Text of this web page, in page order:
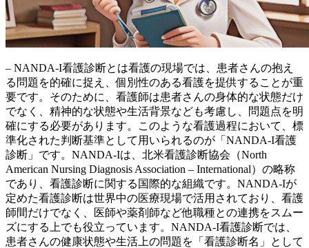
– NANDA-I看護診断とは看護の現場では、患者さんの抱え
る問題を的確に捉え、個別性のある看護を提供することが重
要です。そのために、看護師は患者さんの身体的な状態だけ
でなく、精神的な状態や生活背景なども考慮 し、問題点を明
確にする必要があります。このような看護過程において、標
準化された判断基準として用いられるのが「NANDA-I看護
診断」です。NANDA-Iは、北米看護診断協会（North
American Nursing Diagnosis Association – International）の略称
であり、看護診断に関する国際的な組織です。NANDA-Iが
定めた看護診断は世界中の医療現場で活用されており、 看護
師間だけでなく、医師や薬剤師など他職種との連携をスムー
ズにする 上でも役立っています。NANDA-I看護診断では、
患者さんの健康状態や生活上の問題を「看護診断名」として